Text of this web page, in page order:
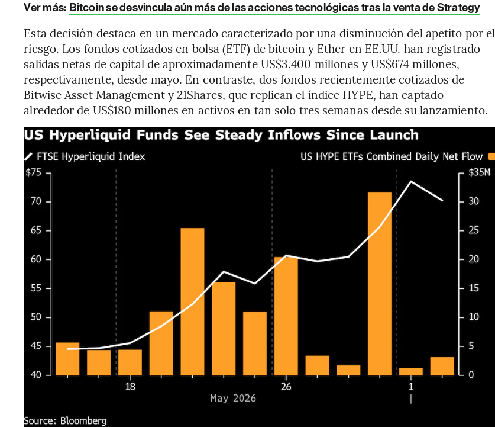
Ver más: Bitcoin se desvincula aún más de las acciones tecnológicas tras la venta de Strategy
Esta decisión destaca en un mercado caracterizado por una disminución del apetito por el
riesgo. Los fondos cotizados en bolsa (ETF) de bitcoin y Ether en EE.UU. han registrado
salidas netas de capital de aproximadamente US$3.400 millones y US$674 millones,
respectivamente, desde mayo. En contraste, dos fondos recientemente cotizados de
Bitwise Asset Management y 21Shares, que replican el índice HYPE, han captado
alrededor de US$180 millones en activos en tan solo tres semanas desde su lanzamiento.